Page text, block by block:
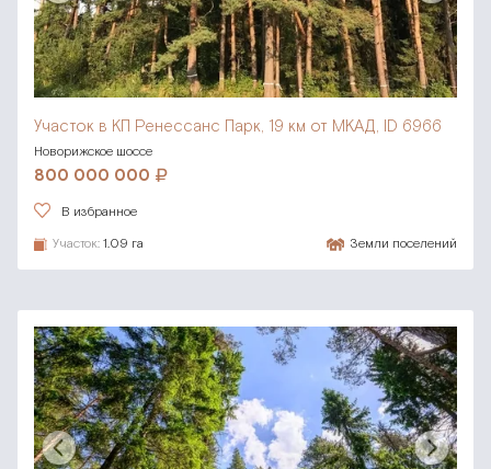
Участок в КП Ренессанс Парк, 19 км от МКАД, ID 6966
Новорижское шоссе
800 000 000
В избранное
Участок: 1.09 га Земли поселений